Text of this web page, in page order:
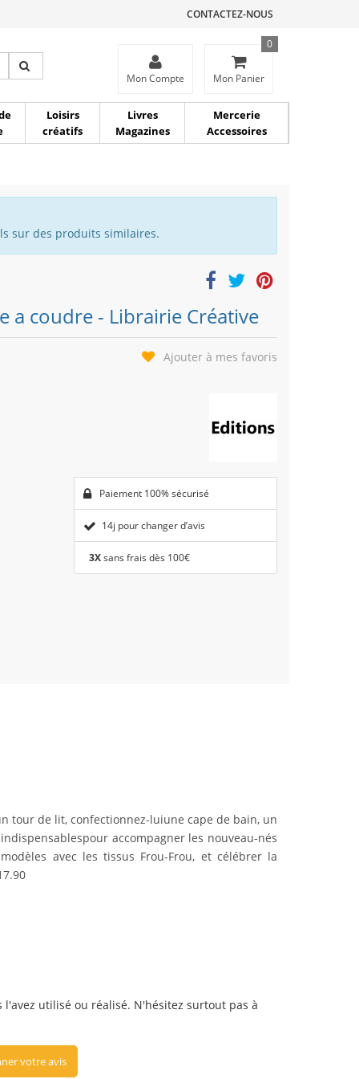
CONTACTEZ-NOUS
Mon Compte Mon Panier
0
Loisirs
créatifs
Livres
Magazines
Mercerie
Accessoires
sur des produits similaires.
a coudre - Librairie Créative
Ajouter à mes favoris
Paiement 100% sécurisé
14j pour changer d’avis
3Xsans frais dès 100€
tour de lit, confectionnez-luiune cape de bain, un
accompagner les nouveau-nés
avec les tissus Frou-Frou, et célébrer la
utilisé ou réalisé. N'hésitez surtout pas à
votre avis